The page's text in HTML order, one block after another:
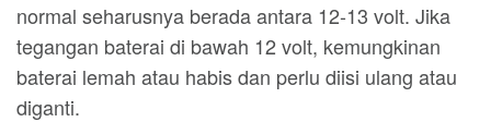
normal seharusnya berada antara 12-13 volt. Jika
tegangan baterai di bawah 12 volt, kemungkinan
baterai lemah atau habis dan perlu diisi ulang atau
diganti.